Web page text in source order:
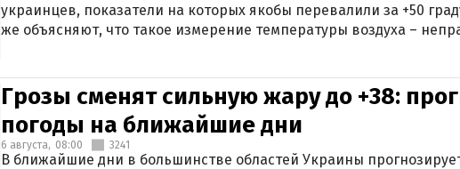
украинцев, показатели на которых якобы перевалили за +50
же объясняют, что такое измерение температуры воздуха –
Грозы сменят сильную жару до +38:
погоды на ближайшие дни
6 августа, 08:00 3241
В ближайшие дни в большинстве областей Украины